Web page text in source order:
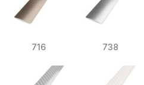
716 738